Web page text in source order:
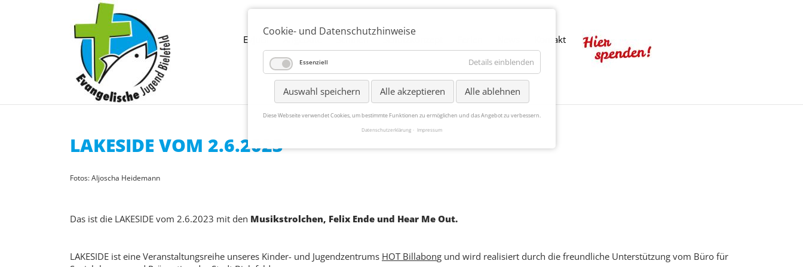
EvJuBi Kontakt
LAKESIDE VOM 2.6.2023
Fotos: Aljoscha Heidemann
Das ist die LAKESIDE vom 2.6.2023 mit den Musikstrolchen, Felix Ende und Hear Me Out.
LAKESIDE ist eine Veranstaltungsreihe unseres Kinder- und Jugendzentrums HOT Billabong und wird realisiert durch die freundliche Unterstützung vom Büro für
Cookie- und Datenschutzhinweise
Essenziell Details einblenden
Auswahl speichern Alle akzeptieren Alle ablehnen
Diese Webseite verwendet Cookies, um bestimmte Funktionen zu ermöglichen und das Angebot zu verbessern.
Datenschutzerklärung Impressum